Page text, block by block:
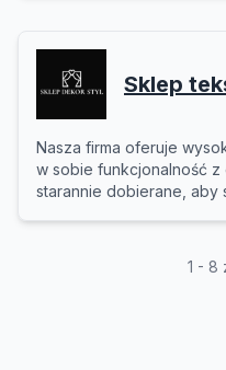
Sklep
Nasza firma oferuje
w sobie funkcjonalność
starannie dobierane, aby
1 - 8